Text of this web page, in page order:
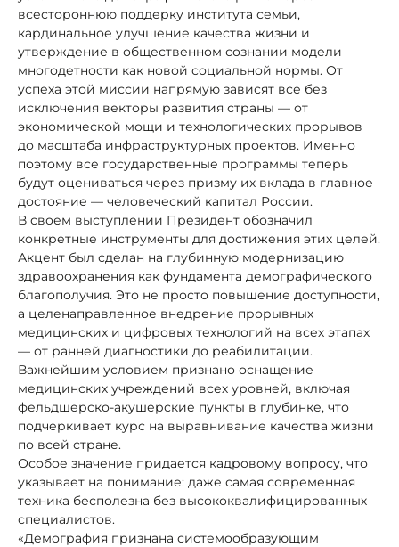
всестороннюю поддерку института семьи,
кардинальное улучшение качества жизни и
утверждение в общественном сознании модели
многодетности как новой социальной нормы. От
успеха этой миссии напрямую зависят все без
исключения векторы развития страны — от
экономической мощи и технологических прорывов
до масштаба инфраструктурных проектов. Именно
поэтому все государственные программы теперь
будут оцениваться через призму их вклада в главное
достояние — человеческий капитал России.
В своем выступлении Президент обозначил
конкретные инструменты для достижения этих целей.
Акцент был сделан на глубинную модернизацию
здравоохранения как фундамента демографического
благополучия. Это не просто повышение доступности,
а целенаправленное внедрение прорывных
медицинских и цифровых технологий на всех этапах
— от ранней диагностики до реабилитации.
Важнейшим условием признано оснащение
медицинских учреждений всех уровней, включая
фельдшерско-акушерские пункты в глубинке, что
подчеркивает курс на выравнивание качества жизни
по всей стране.
Особое значение придается кадровому вопросу, что
указывает на понимание: даже самая современная
техника бесполезна без высококвалифицированных
специалистов.
«Демография признана системообразующим